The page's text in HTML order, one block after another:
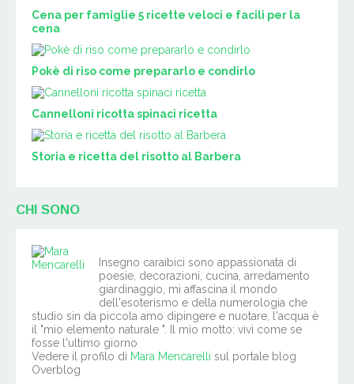
Cena per famiglie 5 ricette veloci e facili per la
cena
Pokè di riso come prepararlo e condirlo
Cannelloni ricotta spinaci ricetta
Storia e ricetta del risotto al Barbera
CHI SONO
Insegno caraibici sono appassionata di
poesie, decorazioni, cucina, arredamento
giardinaggio, mi affascina il mondo
dell'esoterismo e della numerologia che
studio sin da piccola amo dipingere e nuotare, l'acqua è
il "mio elemento naturale ". Il mio motto: vivi come se
fosse l'ultimo giorno
Vedere il profilo di Mara Mencarelli sul portale blog
Overblog